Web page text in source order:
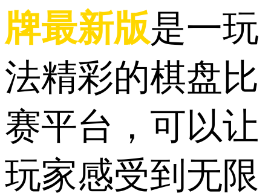
牌最新版是一玩
法精彩的棋盘比
赛平台，可以让
玩家感受到无限